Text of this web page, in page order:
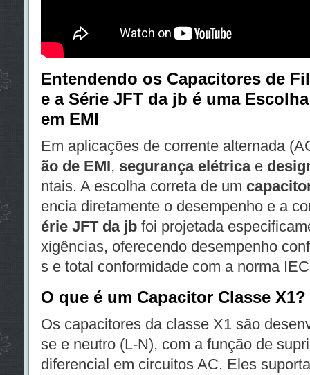
Entendendo os Capacitores de
e a Série JFT da jb é uma
em EMI
Em aplicações de corrente alternada
ão de EMI, segurança elétricae
ntais. A escolha correta de um
encia diretamente o desempenho e a
érie JFT da jbfoi projetada
xigências, oferecendo desempenho
s e total conformidade com a norma
O que é um Capacitor Classe X1?
Os capacitores da classe X1 são
se e neutro (L-N), com a função de
diferencial em circuitos AC. Eles